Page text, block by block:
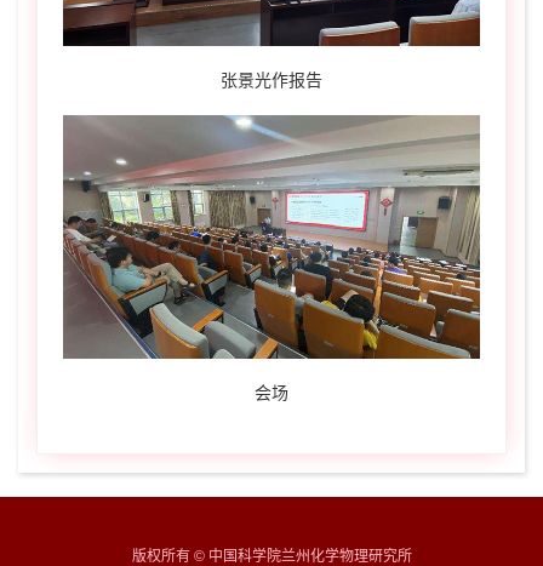
张景光作报告
会场
版权所有 © 中国科学院兰州化学物理研究所